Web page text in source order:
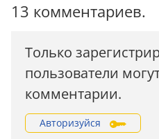
13 комментариев.
Только
пользователи
комментарии.
Авторизуйся